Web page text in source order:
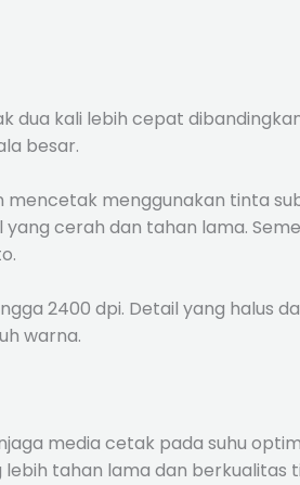
dua kali lebih cepat
besar.
menggunakan tinta
cerah dan tahan lama.
2400 dpi. Detail yang halus
warna.
media cetak pada suhu
tahan lama dan berkualitas